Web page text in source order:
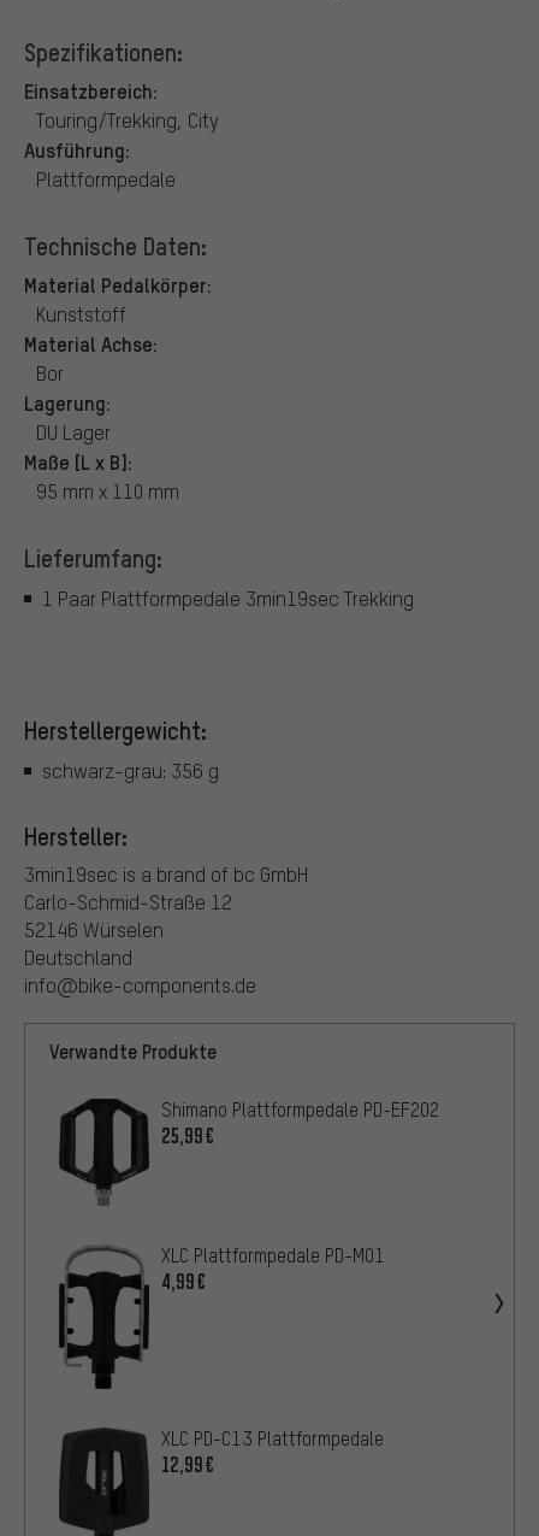
Spezifikationen:
Einsatzbereich:
Touring/Trekking, City
Ausführung:
Plattformpedale
Technische Daten:
Material Pedalkörper:
Kunststoff
Material Achse:
Bor
Lagerung:
DU Lager
Maße [L x B]:
95 mm x 110 mm
Lieferumfang:
1 Paar Plattformpedale 3min19sec Trekking
Herstellergewicht:
schwarz-grau: 356 g
Hersteller:
3min19sec is a brand of bc GmbH
Carlo-Schmid-Straße 12
52146 Würselen
Deutschland
info@bike-components.de
Verwandte Produkte
Shimano Plattformpedale PD-EF202
25,99€
XLC Plattformpedale PD-M01
4,99€
XLC PD-C13 Plattformpedale
12,99€